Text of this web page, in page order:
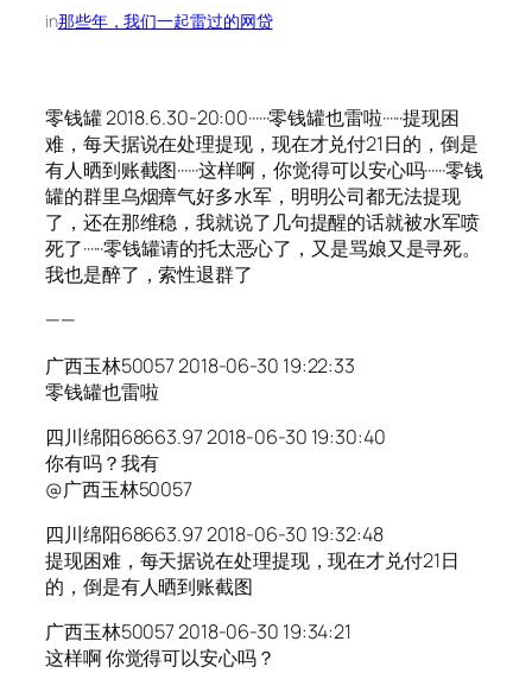
in那些年，我们一起雷过的网贷
零钱罐 2018.6.30-20:00······零钱罐也雷啦······提现困
难，每天据说在处理提现，现在才兑付21日的，倒是
有人晒到账截图······这样啊，你觉得可以安心吗······零钱
罐的群里乌烟瘴气好多水军，明明公司都无法提现
了，还在那维稳，我就说了几句提醒的话就被水军喷
死了······零钱罐请的托太恶心了，又是骂娘又是寻死。
我也是醉了，索性退群了
——
广西玉林50057 2018-06-30 19:22:33
零钱罐也雷啦
四川绵阳68663.97 2018-06-30 19:30:40
你有吗？我有
@广西玉林50057
四川绵阳68663.97 2018-06-30 19:32:48
提现困难，每天据说在处理提现，现在才兑付21日
的，倒是有人晒到账截图
广西玉林50057 2018-06-30 19:34:21
这样啊 你觉得可以安心吗？